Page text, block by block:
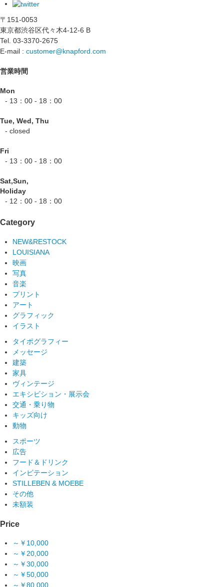
〒151-0053
東京都渋谷区代々木4-12-6 B
Tel. 03-3370-2675
E-mail : customer@knapford.com
営業時間
Mon
- 13：00 - 18：00
Tue, Wed, Thu
- closed
Fri
- 13：00 - 18：00
Sat,Sun,
Holiday
- 12：00 - 18：00
Category
NEW&RESTOCK
LOUISIANA
映画
写真
音楽
プリント
アート
グラフィック
イラスト
タイポグラフィー
メッセージ
建築
家具
ヴィンテージ
エキシビション・展示会
交通・乗り物
キッズ向け
動物
スポーツ
広告
フード＆ドリンク
インビテーション
STILLEBEN & MOEBE
その他
未額装
Price
～￥10,000
～￥20,000
～￥30,000
～￥50,000
～￥80,000